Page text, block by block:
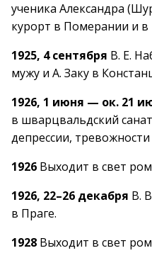
ученика Александра
курорт в Померании и
1925, 4 сентября В. Е.
мужу и А. Заку в
1926, 1 июня — ок. 21
в шварцвальдский
депрессии,
1926 Выходит в свет
1926, 22–26 декабря В.
в Праге.
1928 Выходит в свет